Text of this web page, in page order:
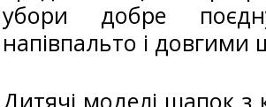
убори добре
напівпальто і
Дитячі моделі шапок